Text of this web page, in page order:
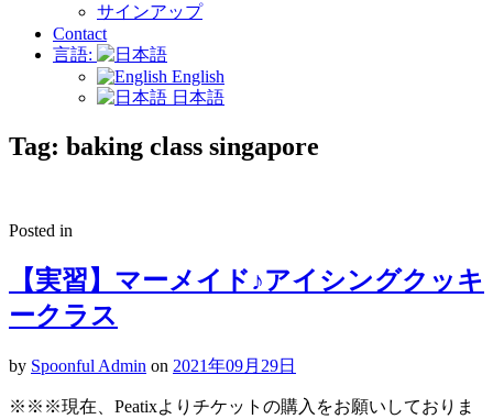
サインアップ
Contact
言語:
English
日本語
Tag: baking class singapore
Posted in
【実習】マーメイド♪アイシングクッキ
ークラス
by Spoonful Admin on 2021年09月29日
※※※現在、Peatixよりチケットの購入をお願いしておりま